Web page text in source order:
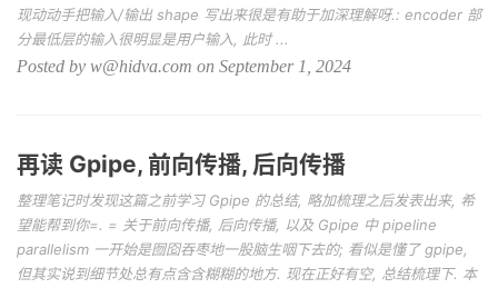
现动动手把输入/输出 shape 写出来很是有助于加深理解呀.: encoder 部
分最低层的输入很明显是用户输入, 此时 ...
Posted by w@hidva.com on September 1, 2024
再读 Gpipe, 前向传播, 后向传播
整理笔记时发现这篇之前学习 Gpipe 的总结, 略加梳理之后发表出来, 希
望能帮到你=. = 关于前向传播, 后向传播, 以及 Gpipe 中 pipeline
parallelism 一开始是囫囵吞枣地一股脑生咽下去的; 看似是懂了 gpipe,
但其实说到细节处总有点含含糊糊的地方. 现在正好有空, 总结梳理下. 本